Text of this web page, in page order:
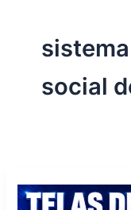
social